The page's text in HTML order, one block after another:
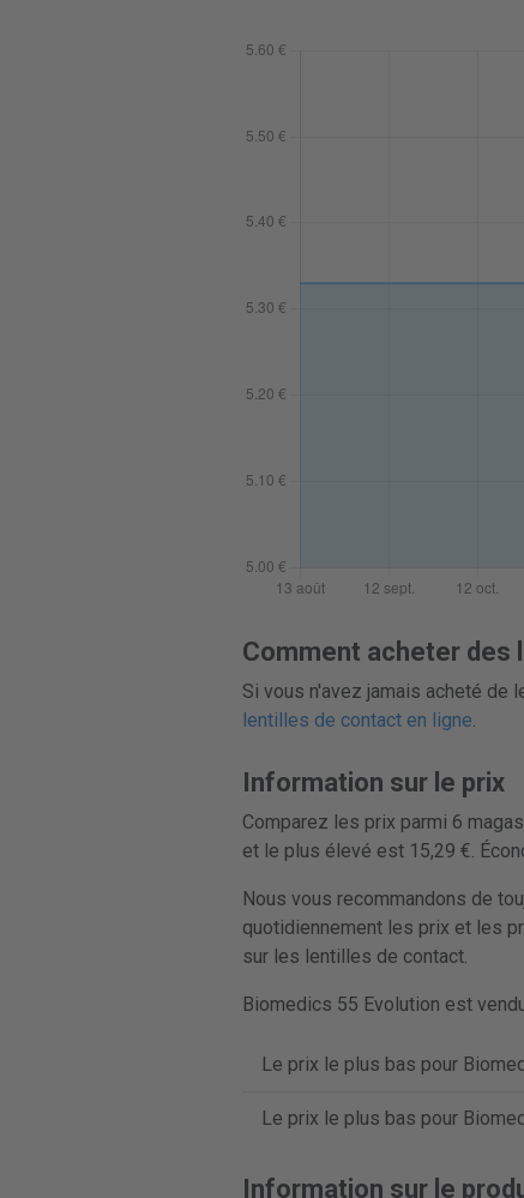
Comment acheter des
Si vous n'avez jamais acheté de
lentilles de contact en ligne.
Information sur le prix
Comparez les prix parmi 6
et le plus élevé est 15,29 €.
Nous vous recommandons de
quotidiennement les prix et les
sur les lentilles de contact.
Biomedics 55 Evolution est
Le prix le plus bas pour
Le prix le plus bas pour
Information sur le